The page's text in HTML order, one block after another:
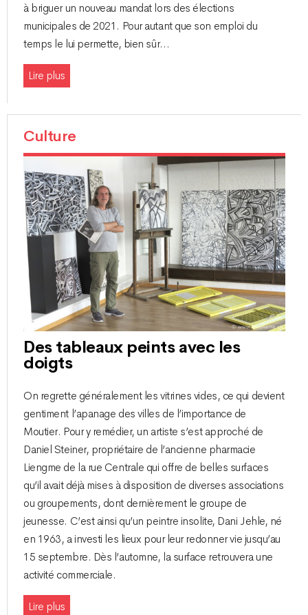
à briguer un nouveau mandat lors des élections
municipales de 2021. Pour autant que son emploi du
temps le lui permette, bien sûr…
Lire plus
Culture
Des tableaux peints avec les
doigts
On regrette généralement les vitrines vides, ce qui devient
gentiment l’apanage des villes de l’importance de
Moutier. Pour y remédier, un artiste s’est approché de
Daniel Steiner, propriétaire de l’ancienne pharmacie
Liengme de la rue Centrale qui offre de belles surfaces
qu’il avait déjà mises à disposition de diverses associations
ou groupements, dont dernièrement le groupe de
jeunesse. C’est ainsi qu’un peintre insolite, Dani Jehle, né
en 1963, a investi les lieux pour leur redonner vie jusqu’au
15 septembre. Dès l’automne, la surface retrouvera une
activité commerciale.
Lire plus